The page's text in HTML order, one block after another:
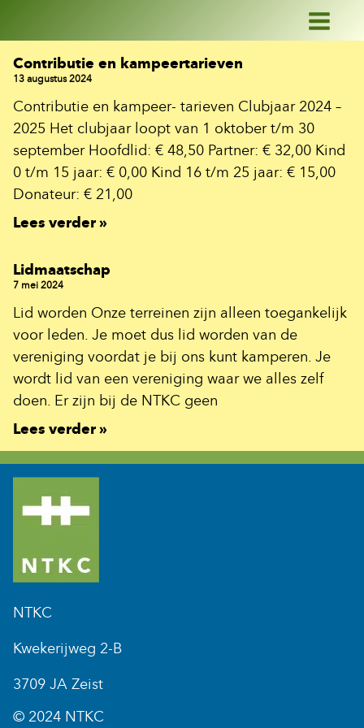
de
inhoud
Contributie en kampeertarieven
13 augustus 2024
Contributie en kampeer- tarieven Clubjaar 2024 –
2025 Het clubjaar loopt van 1 oktober t/m 30
september Hoofdlid: € 48,50 Partner: € 32,00 Kind
0 t/m 15 jaar: € 0,00 Kind 16 t/m 25 jaar: € 15,00
Donateur: € 21,00
Lees verder »
Lidmaatschap
7 mei 2024
Lid worden Onze terreinen zijn alleen toegankelijk
voor leden. Je moet dus lid worden van de
vereniging voordat je bij ons kunt kamperen. Je
wordt lid van een vereniging waar we alles zelf
doen. Er zijn bij de NTKC geen
Lees verder »
NTKC
Kwekerijweg 2-B
3709 JA Zeist
© 2024 NTKC